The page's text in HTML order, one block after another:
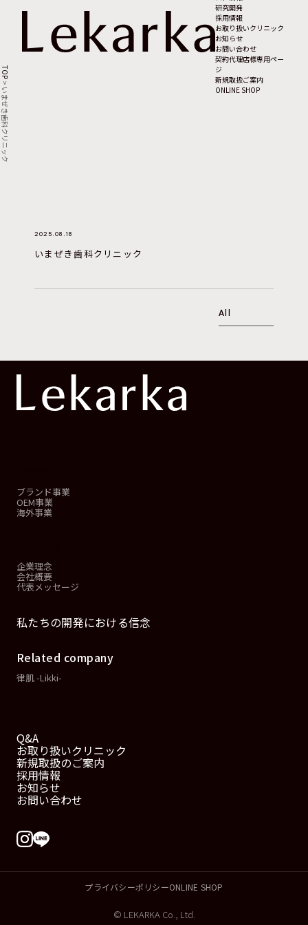
研究開発
採用情報
お取り扱いクリニック
お知らせ
お問い合わせ
契約代理店様専用ペー
ジ
新規取扱ご案内
ONLINE SHOP
TOP
>
いまぜき歯科クリニック
2025.08.18
いまぜき歯科クリニック
All
ブランド事業
OEM事業
海外事業
企業理念
会社概要
代表メッセージ
私たちの開発における信念
Related company
律肌 -Likki-
Q&A
お取り扱いクリニック
新規取扱のご案内
採用情報
お知らせ
お問い合わせ
プライバシーポリシーONLINE SHOP
© LEKARKA Co., Ltd.